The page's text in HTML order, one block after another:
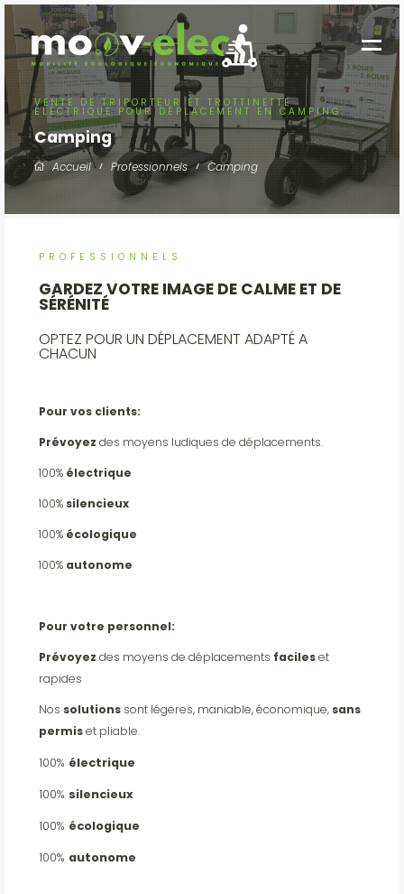
VENTE DE TRIPORTEUR ET TROTTINETTE
ÉLECTRIQUE POUR DÉPLACEMENT EN CAMPING
Camping
Accueil Professionnels Camping
PROFESSIONNELS
GARDEZ VOTRE IMAGE DE CALME ET DE
SÉRÉNITÉ
OPTEZ POUR UN DÉPLACEMENT ADAPTÉ A
CHACUN
Pour vos clients:
Prévoyez des moyens ludiques de déplacements.
100% électrique
100% silencieux
100% écologique
100% autonome
Pour votre personnel:
Prévoyez des moyens de déplacements facileset
rapides
Nos solutionssont légeres, maniable, économique, sans
permiset pliable.
100% électrique
100% silencieux
100% écologique
100% autonome